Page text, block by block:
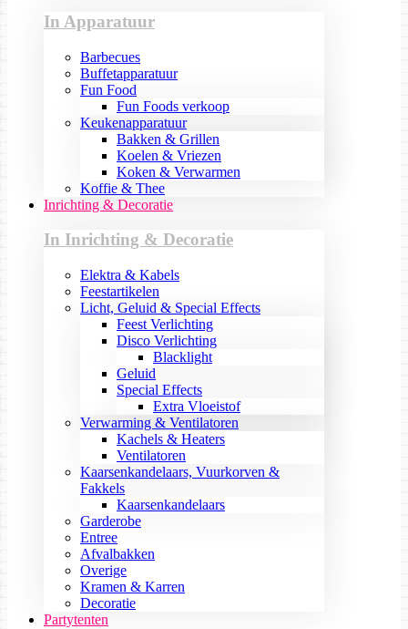
In Apparatuur
Barbecues
Buffetapparatuur
Fun Food
Fun Foods verkoop
Keukenapparatuur
Bakken & Grillen
Koelen & Vriezen
Koken & Verwarmen
Koffie & Thee
Inrichting & Decoratie
In Inrichting & Decoratie
Elektra & Kabels
Feestartikelen
Licht, Geluid & Special Effects
Feest Verlichting
Disco Verlichting
Blacklight
Geluid
Special Effects
Extra Vloeistof
Verwarming & Ventilatoren
Kachels & Heaters
Ventilatoren
Kaarsenkandelaars, Vuurkorven &
Fakkels
Kaarsenkandelaars
Garderobe
Entree
Afvalbakken
Overige
Kramen & Karren
Decoratie
Partytenten